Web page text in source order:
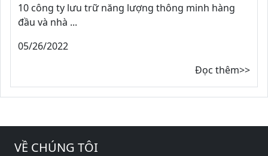
10 công ty lưu trữ năng lượng thông minh hàng
đầu và nhà ...
05/26/2022
Đọc thêm>>
VỀ CHÚNG TÔI